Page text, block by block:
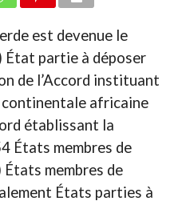
est devenue le
État partie à déposer
de l’Accord instituant
continentale africaine
établissant la
États membres de
États membres de
États parties à